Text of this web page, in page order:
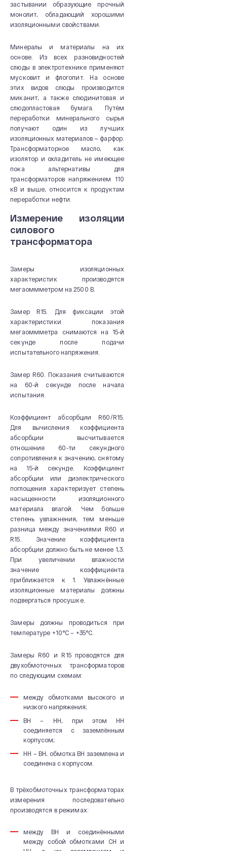
20 лет СВЭЛ
застывании образующие прочный
монолит, обладающий хорошими
изоляционными свойствами.
Минералы и материалы на их
основе. Из всех разновидностей
слюды в электротехнике применяют
мусковит и флогопит. На основе
этих видов слюды производится
миканит, а также слюдинитовая и
слюдопластовая бумага. Путём
переработки минерального сырья
получают один из лучших
изоляционных материалов — фарфор.
Трансформаторное масло, как
изолятор и охладитель не имеющее
пока альтернативы для
трансформаторов напряжением 110
кВ и выше, относится к продуктам
переработки нефти.
Измерение изоляции
силового
трансформатора
Замеры изоляционных
характеристик производятся
мегаоммметром на 2500 В.
Замер R15. Для фиксации этой
характеристики показания
мегаоммметра снимаются на 15-й
секунде после подачи
испытательного напряжения.
Замер R60. Показания считываются
на 60-й секунде после начала
испытания.
Коэффициент абсорбции R60/R15.
Для вычисления коэффициента
абсорбции высчитывается
отношение 60-ти секундного
сопротивления к значению, снятому
на 15-й секунде. Коэффициент
абсорбции или диэлектрического
поглощения характеризует степень
насыщенности изоляционного
материала влагой. Чем больше
степень увлажнения, тем меньше
разница между значениями R60 и
R15. Значение коэффициента
абсорбции должно быть не менее 1,3.
При увеличении влажности
значение коэффициента
приближается к 1. Увлажнённые
изоляционные материалы должны
подвергаться просушке.
Замеры должны проводиться при
температуре +10°С – +35°С.
Замеры R60 и R15 проводятся для
двухобмоточных трансформаторов
по следующим схемам:
между обмотками высокого и
низкого напряжения;
ВН – НН, при этом НН
соединяется с заземлённым
корпусом;
НН – ВН, обмотка ВН заземлена и
соединена с корпусом.
В трёхобмоточных трансформаторах
измерения последовательно
производятся в режимах:
между ВН и соединёнными
между собой обмотками СН и